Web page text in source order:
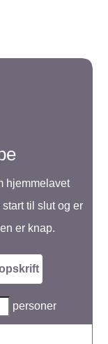
hjemmelavet
til slut og er
er knap.
personer